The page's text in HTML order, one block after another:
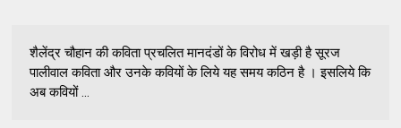
शैलेंद्र चौहान की कविता प्रचलित मानदंडों के विरोध में खड़ी है सूरज
पालीवाल कविता और उनके कवियों के लिये यह समय कठिन है । इसलिये कि
अब कवियों ...